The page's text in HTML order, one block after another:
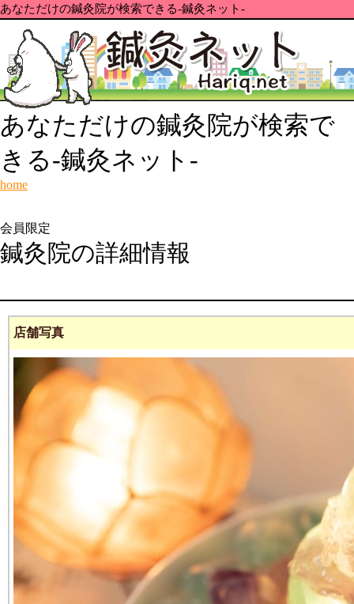
あなただけの鍼灸院が検索できる-鍼灸ネット-
あなただけの鍼灸院が検索で
きる-鍼灸ネット-
home
会員限定
鍼灸院の詳細情報
店舗写真